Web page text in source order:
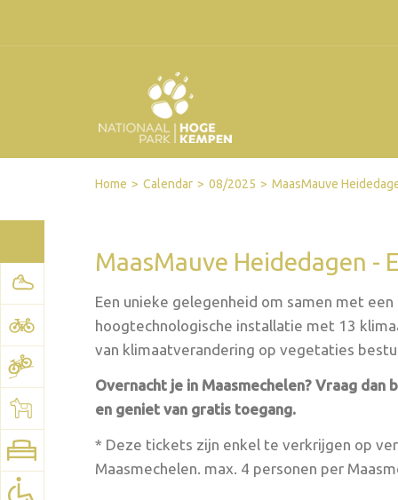
FacebookTwitterSend by email
Printer-friendly version
Home Calendar 08/2025 MaasMauve
MaasMauve Heidedagen -
See map:
Google Maps
Een unieke gelegenheid om samen met
hoogtechnologische installatie met 13
van klimaatverandering op vegetaties
Overnacht je in Maasmechelen? Vraag dan
en geniet van gratis toegang.
* Deze tickets zijn enkel te verkrijgen op
Maasmechelen. max. 4 personen per